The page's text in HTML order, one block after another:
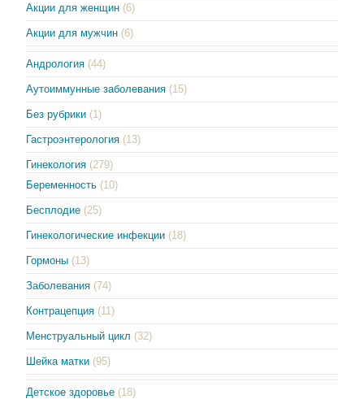
Акции для женщин (6)
Акции для мужчин (6)
Андрология (44)
Аутоиммунные заболевания (15)
Без рубрики (1)
Гастроэнтерология (13)
Гинекология (279)
Беременность (10)
Бесплодие (25)
Гинекологические инфекции (18)
Гормоны (13)
Заболевания (74)
Контрацепция (11)
Менструальный цикл (32)
Шейка матки (95)
Детское здоровье (18)